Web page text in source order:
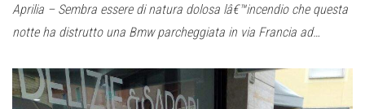
Aprilia – Sembra essere di natura dolosa lâ€™incendio che questa
notte ha distrutto una Bmw parcheggiata in via Francia ad…